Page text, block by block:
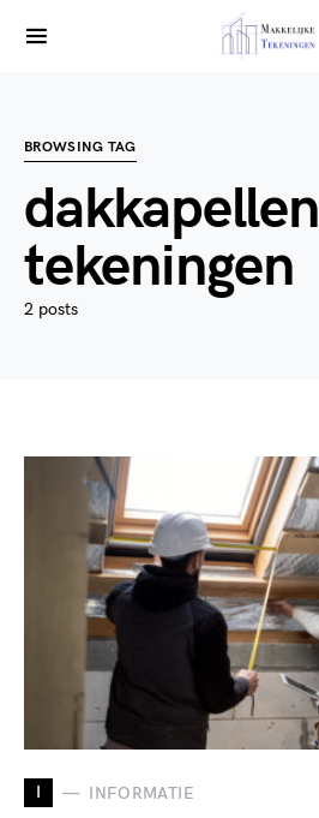
BROWSING TAG
dakkapellen
tekeningen
2 posts
I INFORMATIE